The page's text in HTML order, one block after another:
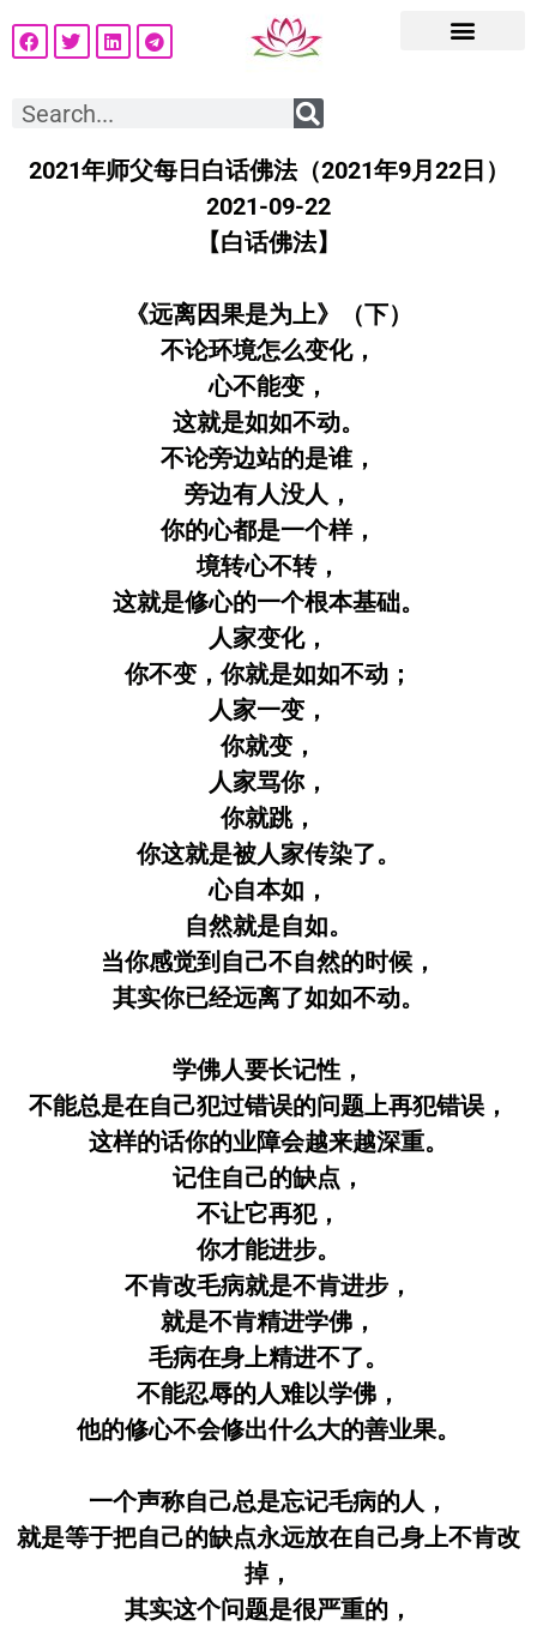
2021年师父每日白话佛法（2021年9月22日）
2021-09-22
【白话佛法】
《远离因果是为上》（下）
不论环境怎么变化，
心不能变，
这就是如如不动。
不论旁边站的是谁，
旁边有人没人，
你的心都是一个样，
境转心不转，
这就是修心的一个根本基础。
人家变化，
你不变，你就是如如不动；
人家一变，
你就变，
人家骂你，
你就跳，
你这就是被人家传染了。
心自本如，
自然就是自如。
当你感觉到自己不自然的时候，
其实你已经远离了如如不动。
学佛人要长记性，
不能总是在自己犯过错误的问题上再犯错误，
这样的话你的业障会越来越深重。
记住自己的缺点，
不让它再犯，
你才能进步。
不肯改毛病就是不肯进步，
就是不肯精进学佛，
毛病在身上精进不了。
不能忍辱的人难以学佛，
他的修心不会修出什么大的善业果。
一个声称自己总是忘记毛病的人，
就是等于把自己的缺点永远放在自己身上不肯改
掉，
其实这个问题是很严重的，